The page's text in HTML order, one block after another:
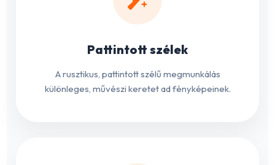
Pattintott szélek
A rusztikus, pattintott szélű megmunkálás
különleges, művészi keretet ad fényképeinek.